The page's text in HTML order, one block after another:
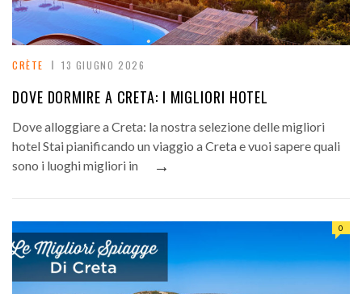
CRÈTE 13 GIUGNO 2026
DOVE DORMIRE A CRETA: I MIGLIORI HOTEL
Dove alloggiare a Creta: la nostra selezione delle migliori
hotel Stai pianificando un viaggio a Creta e vuoi sapere quali
sono i luoghi migliori in
→
0